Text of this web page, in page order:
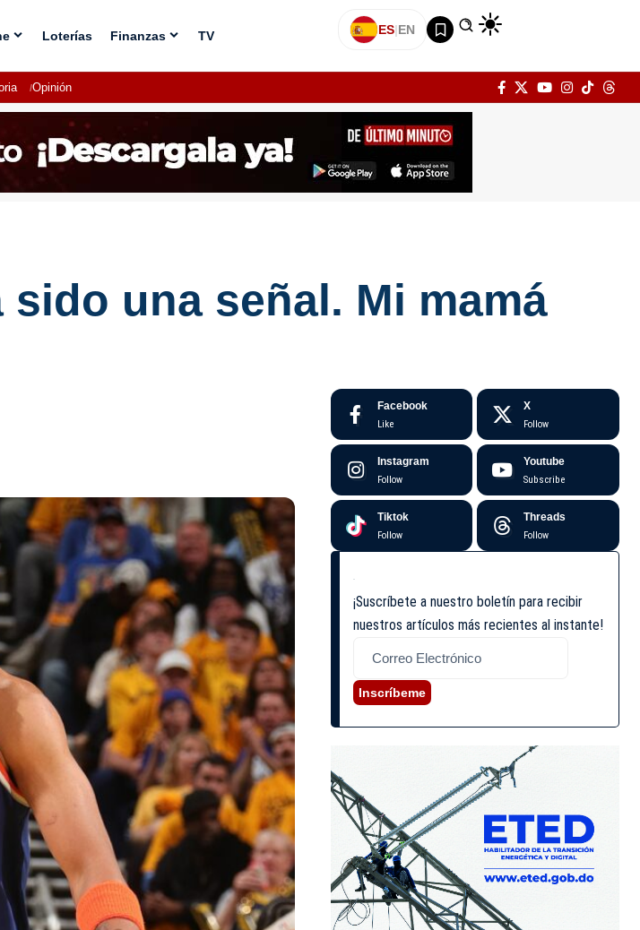
Loterías Finanzas TV ES|EN
Opinión
una señal. Mi mamá
Facebook
Like
X
Follow
Instagram
Follow
Youtube
Subscribe
Tiktok
Follow
Threads
Follow
¡Suscríbete a nuestro boletín para recibir
nuestros artículos más recientes al instante!
Inscríbeme